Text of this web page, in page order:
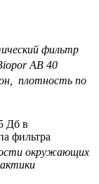
фильтр
AB 40
плотность по
Дб в
фильтра
окружающих